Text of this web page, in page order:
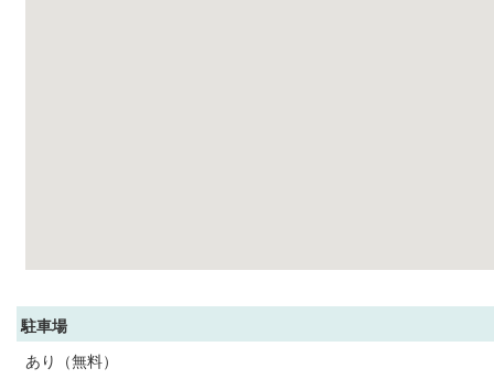
駐車場
あり（無料）